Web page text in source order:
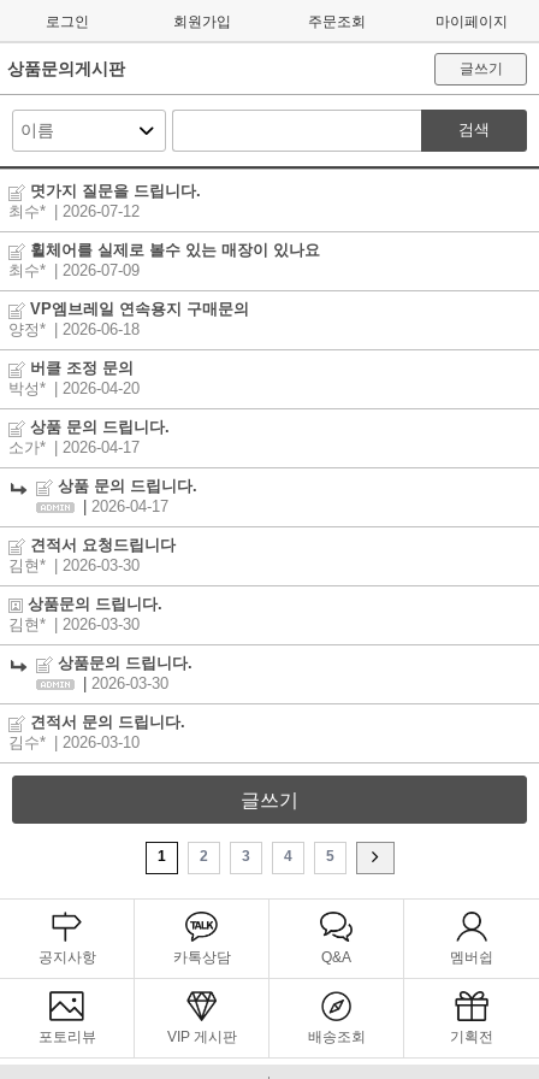
로그인 회원가입 주문조회 마이페이지
상품문의게시판 글쓰기
검색
몃가지 질문을 드립니다.
최수*
| 2026-07-12
휠체어를 실제로 볼수 있는 매장이 있나요
최수*
| 2026-07-09
VP엠브레일 연속용지 구매문의
양정*
| 2026-06-18
버클 조정 문의
박성*
| 2026-04-20
상품 문의 드립니다.
소가*
| 2026-04-17
상품 문의 드립니다.
2026-04-17
견적서 요청드립니다
김현*
| 2026-03-30
상품문의 드립니다.
김현*
| 2026-03-30
상품문의 드립니다.
2026-03-30
견적서 문의 드립니다.
김수*
| 2026-03-10
글쓰기
1 2 3 4 5
공지사항 카톡상담 Q&A 멤버쉽
포토리뷰 VIP 게시판 배송조회 기획전